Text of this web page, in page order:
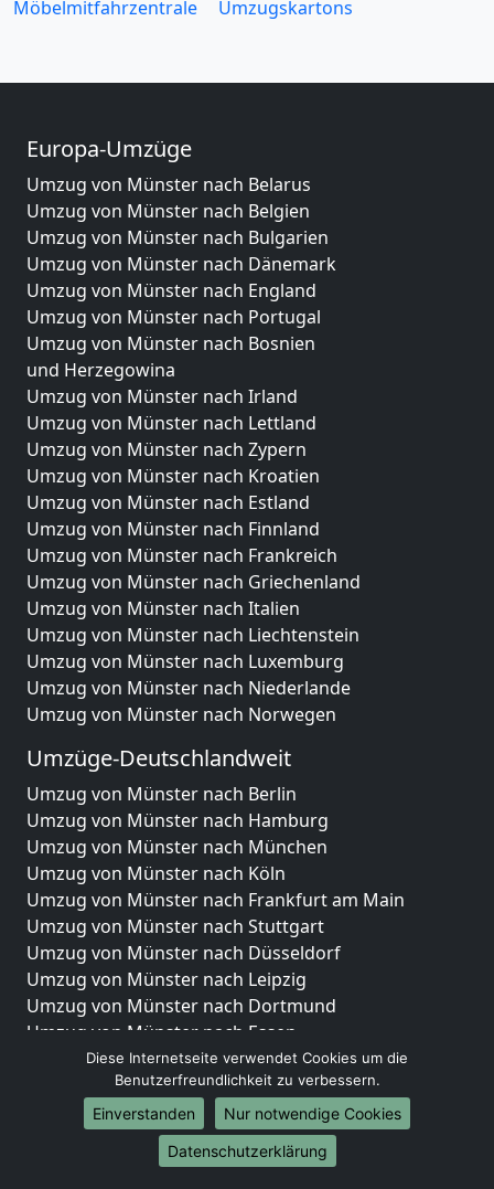
Möbelmitfahrzentrale
Umzugskartons
Europa-Umzüge
Umzug von Münster nach Belarus
Umzug von Münster nach Belgien
Umzug von Münster nach Bulgarien
Umzug von Münster nach Dänemark
Umzug von Münster nach England
Umzug von Münster nach Portugal
Umzug von Münster nach Bosnien
und Herzegowina
Umzug von Münster nach Irland
Umzug von Münster nach Lettland
Umzug von Münster nach Zypern
Umzug von Münster nach Kroatien
Umzug von Münster nach Estland
Umzug von Münster nach Finnland
Umzug von Münster nach Frankreich
Umzug von Münster nach Griechenland
Umzug von Münster nach Italien
Umzug von Münster nach Liechtenstein
Umzug von Münster nach Luxemburg
Umzug von Münster nach Niederlande
Umzug von Münster nach Norwegen
Umzüge-Deutschlandweit
Umzug von Münster nach Berlin
Umzug von Münster nach Hamburg
Umzug von Münster nach München
Umzug von Münster nach Köln
Umzug von Münster nach Frankfurt am Main
Umzug von Münster nach Stuttgart
Umzug von Münster nach Düsseldorf
Umzug von Münster nach Leipzig
Umzug von Münster nach Dortmund
Umzug von Münster nach Essen
Umzug von Münster nach Bremen
Umzug von Münster nach Dresden
Umzug von Münster nach Hannover
Umzug von Münster nach Nürnberg
Umzug von Münster nach Duisburg
Diese Internetseite verwendet Cookies um die
Benutzerfreundlichkeit zu verbessern.
Einverstanden
Nur notwendige Cookies
Datenschutzerklärung